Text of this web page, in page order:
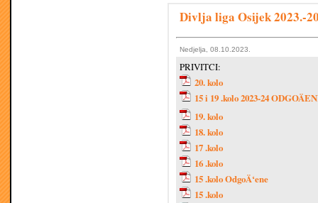
Divlja liga Osijek 2023.-
Nedjelja, 08.10.2023.
PRIVITCI:
20. kolo
15 i 19 .kolo 2023-24
19. kolo
18. kolo
17 .kolo
16 .kolo
15 .kolo OdgoÄ‘ene
15 .kolo